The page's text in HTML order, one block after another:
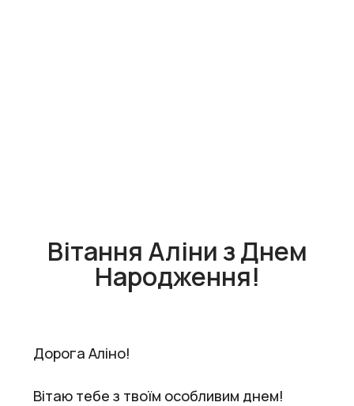
Вітання Аліни з Днем
Народження!
Дорога Аліно!
Вітаю тебе з твоїм особливим днем!